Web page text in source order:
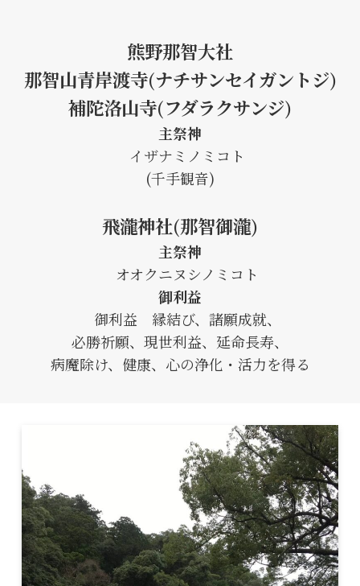
熊野那智大社
那智山青岸渡寺(ナチサンセイガントジ)
補陀洛山寺(フダラクサンジ)
主祭神
イザナミノミコト
(千手観音)
飛瀧神社(那智御瀧)
主祭神
オオクニヌシノミコト
御利益
御利益 縁結び、諸願成就、
必勝祈願、現世利益、延命長寿、
病魔除け、健康、心の浄化・活力を得る